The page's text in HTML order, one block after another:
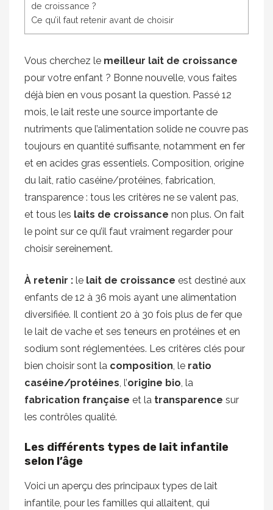
de croissance ?
Ce qu’il faut retenir avant de choisir
Vous cherchez le meilleur lait de croissance
pour votre enfant ? Bonne nouvelle, vous faites
déjà bien en vous posant la question. Passé 12
mois, le lait reste une source importante de
nutriments que l’alimentation solide ne couvre pas
toujours en quantité suffisante, notamment en fer
et en acides gras essentiels. Composition, origine
du lait, ratio caséine/protéines, fabrication,
transparence : tous les critères ne se valent pas,
et tous les laits de croissance non plus. On fait
le point sur ce qu’il faut vraiment regarder pour
choisir sereinement.
À retenir : le lait de croissance est destiné aux
enfants de 12 à 36 mois ayant une alimentation
diversifiée. Il contient 20 à 30 fois plus de fer que
le lait de vache et ses teneurs en protéines et en
sodium sont réglementées. Les critères clés pour
bien choisir sont la composition, le ratio
caséine/protéines, l’origine bio, la
fabrication française et la transparence sur
les contrôles qualité.
Les différents types de lait infantile
selon l’âge
Voici un aperçu des principaux types de lait
infantile, pour les familles qui allaitent, qui